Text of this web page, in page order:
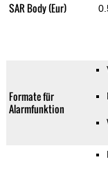
SAR Body (Eur)
Formate für
Alarmfunktion